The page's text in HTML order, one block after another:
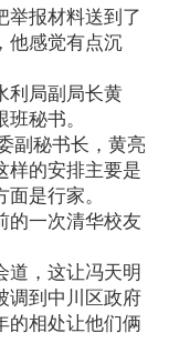
报材料送到了
他感觉有点沉
局副局长黄
秘书。
秘书长，黄亮
样的安排主要是
是行家。
一次清华校友
，这让冯天明
调到中川区政府
的相处让他们俩